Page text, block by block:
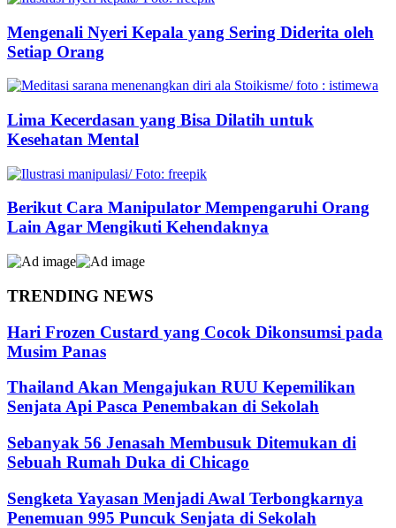
Mengenali Nyeri Kepala yang Sering Diderita oleh
Setiap Orang
Lima Kecerdasan yang Bisa Dilatih untuk
Kesehatan Mental
Berikut Cara Manipulator Mempengaruhi Orang
Lain Agar Mengikuti Kehendaknya
TRENDING NEWS
Hari Frozen Custard yang Cocok Dikonsumsi pada
Musim Panas
Thailand Akan Mengajukan RUU Kepemilikan
Senjata Api Pasca Penembakan di Sekolah
Sebanyak 56 Jenasah Membusuk Ditemukan di
Sebuah Rumah Duka di Chicago
Sengketa Yayasan Menjadi Awal Terbongkarnya
Penemuan 995 Puncuk Senjata di Sekolah